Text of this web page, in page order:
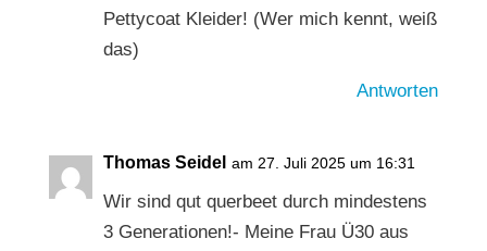
Pettycoat Kleider! (Wer mich kennt, weiß
das)
Antworten
Thomas Seidel am 27. Juli 2025 um 16:31
Wir sind qut querbeet durch mindestens
3 Generationen!- Meine Frau Ü30 aus